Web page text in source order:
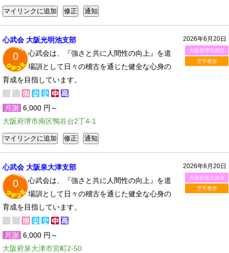
2026年6月20日
大阪府堺市南区
空手教室
心武会 大阪光明池支部
0
心武会は、『強さと共に人間性の向上』を道
場訓として日々の稽古を通じた健全な心身の
育成を目指しています。
月謝 6,000 円～
大阪府堺市南区鴨谷台2丁4-1
2026年6月20日
大阪府泉大津市
空手教室
心武会 大阪泉大津支部
0
心武会は、『強さと共に人間性の向上』を道
場訓として日々の稽古を通じた健全な心身の
育成を目指しています。
月謝 6,000 円～
大阪府泉大津市宮町2-50